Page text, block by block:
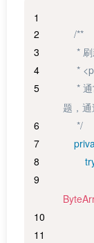
/**
*
*
*
题，
     */